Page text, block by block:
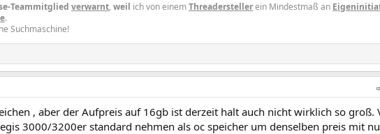
Teammitglied verwarnt, weil ich von einemThreaderstellerein Mindestmaß an
.
Suchmaschine!
, aber der Aufpreis auf 16gb ist derzeit halt auch nicht wirklich so groß.
3000/3200er standard nehmen als oc speicher um denselben preis mit